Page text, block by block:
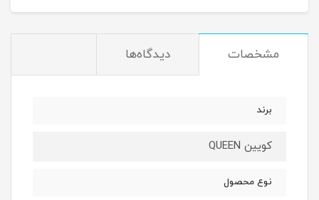
مشخصات دیدگاه‌ها
برند
کویین QUEEN
نوع محصول